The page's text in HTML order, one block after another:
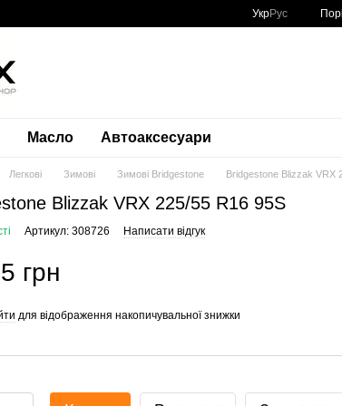
УкрРус
Масло Автоаксесуари
Легкові Зимові Зимові Bridgestone Bridgestone Blizzak VRX
Blizzak VRX 225/55 R16 95S
Артикул: 308726 Написати відгук
грн
для відображення накопичувальної знижки